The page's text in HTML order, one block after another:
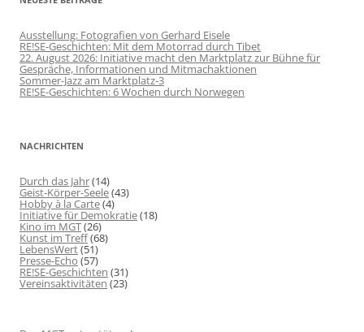
Ausstellung: Fotografien von Gerhard Eisele
RE!SE-Geschichten: Mit dem Motorrad durch Tibet
22. August 2026: Initiative macht den Marktplatz zur Bühne für
Gespräche, Informationen und Mitmachaktionen
Sommer-Jazz am Marktplatz-3
RE!SE-Geschichten: 6 Wochen durch Norwegen
NACHRICHTEN
Durch das Jahr(14)
Geist-Körper-Seele(43)
Hobby à la Carte(4)
Initiative für Demokratie(18)
Kino im MGT(26)
Kunst im Treff(68)
LebensWert(51)
Presse-Echo (57)
RE!SE-Geschichten (31)
Vereinsaktivitäten (23)